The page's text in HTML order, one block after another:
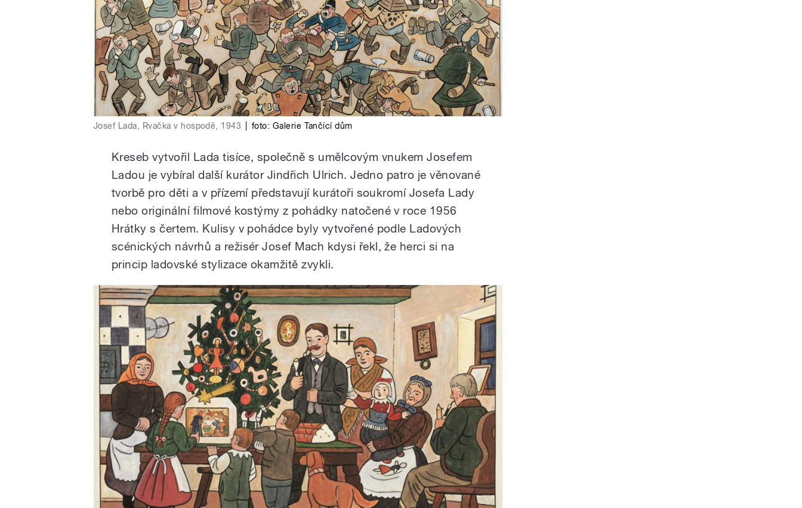
Josef Lada, Rvačka v hospodě, 1943 foto: Galerie Tančící dům
Kreseb vytvořil Lada tisíce, společně s umělcovým vnukem Josefem
Ladou je vybíral další kurátor Jindřich Ulrich. Jedno patro je věnované
tvorbě pro děti a v přízemí představují kurátoři soukromí Josefa Lady
nebo originální filmové kostýmy z pohádky natočené v roce 1956
Hrátky s čertem. Kulisy v pohádce byly vytvořené podle Ladových
scénických návrhů a režisér Josef Mach kdysi řekl, že herci si na
princip ladovské stylizace okamžitě zvykli.